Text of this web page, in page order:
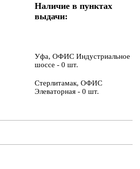
Наличие в пунктах
выдачи:
Уфа, ОФИС Индустриальное
шоссе - 0 шт.
Стерлитамак, ОФИС
Элеваторная - 0 шт.